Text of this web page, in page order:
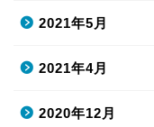
2021年5月
2021年4月
2020年12月